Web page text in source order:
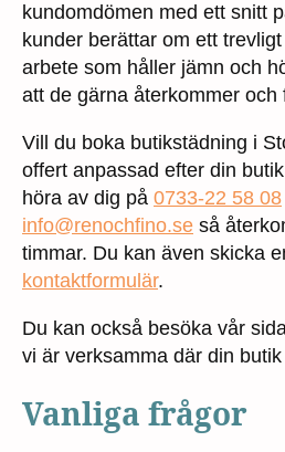
kundomdömen med ett snitt
kunder berättar om ett
arbete som håller jämn och
att de gärna återkommer och
Vill du boka butikstädning i
offert anpassad efter din
höra av dig på 0733-22 58 08
info@renochfino.se så
timmar. Du kan även skicka
kontaktformulär.
Du kan också besöka vår
vi är verksamma där din butik
Vanliga frågor